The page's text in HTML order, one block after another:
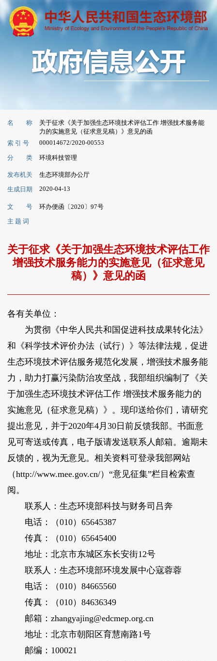
名 称
关于征求《关于加强生态环境技术评估工作 增强技术服务能
力的实施意见（征求意见稿）》意见的函
索 引 号
000014672/2020-00553
分 类 环境科技管理
发布机关
生态环境部办公厅
生成日期
2020-04-13
文 号
环办便函〔2020〕97号
主 题 词
关于征求《关于加强生态环境技术评估工作
增强技术服务能力的实施意见（征求意见
稿）》意见的函
各有关单位：
为贯彻《中华人民共和国促进科技成果转化法》
和《科学技术评价办法（试行）》等法律法规，促进
生态环境技术评估服务规范化发展，增强技术服务能
力，助力打赢污染防治攻坚战，我部组织编制了《关
于加强生态环境技术评估工作 增强技术服务能力的
实施意见（征求意见稿）》。现印送给你们，请研究
提出意见，并于2020年4月30日前反馈我部。书面意
见可寄送或传真，电子版请发送联系人邮箱。逾期未
反馈的，视为无意见。相关资料可登录我部网站
（http://www.mee.gov.cn/）“意见征集”栏目检索查
阅。
联系人：生态环境部科技与财务司吕奔
电话：（010）65645387
传真：（010）65645400
地址：北京市东城区东长安街12号
联系人：生态环境部环境发展中心寇蓉蓉
电话：（010）84665560
传真：（010）84636349
邮箱：zhangyajing@edcmep.org.cn
地址：北京市朝阳区育慧南路1号
邮编：100021